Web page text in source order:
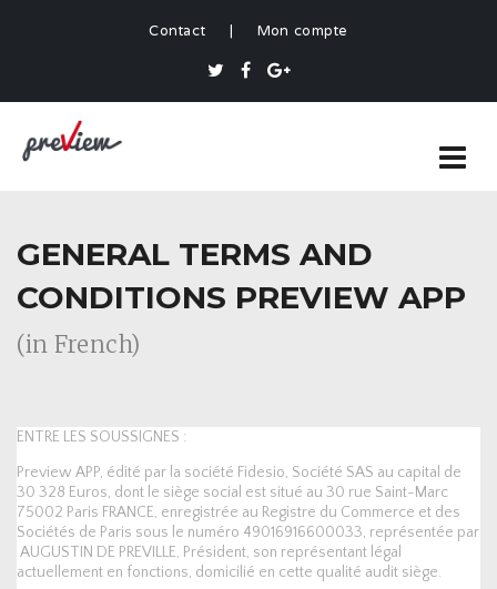
Contact | Mon compte
GENERAL TERMS AND
CONDITIONS PREVIEW APP
(in French)
ENTRE LES SOUSSIGNES :
Preview APP, édité par la société Fidesio, Société SAS au capital de
30 328 Euros, dont le siège social est situé au 30 rue Saint-Marc
75002 Paris FRANCE, enregistrée au Registre du Commerce et des
Sociétés de Paris sous le numéro 49016916600033, représentée par
AUGUSTIN DE PREVILLE, Président, son représentant légal
actuellement en fonctions, domicilié en cette qualité audit siège.